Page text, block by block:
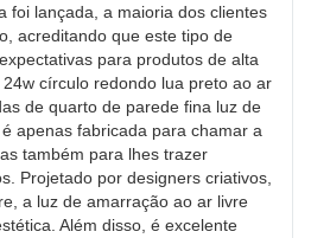
foi lançada, a maioria dos clientes
acreditando que este tipo de
para produtos de alta
círculo redondo lua preto ao ar
de quarto de parede fina luz de
apenas fabricada para chamar a
também para lhes trazer
Projetado por designers criativos,
a luz de amarração ao ar livre
Além disso, é excelente